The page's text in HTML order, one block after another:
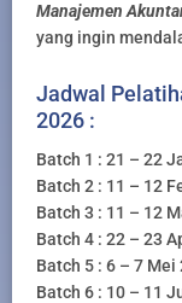
Manajemen
yang ingin
Jadwal
2026 :
Batch 1 : 21 – 22
Batch 2 : 11 – 12
Batch 3 : 11 – 12
Batch 4 : 22 – 23
Batch 5 : 6 – 7 Mei
Batch 6 : 10 – 11